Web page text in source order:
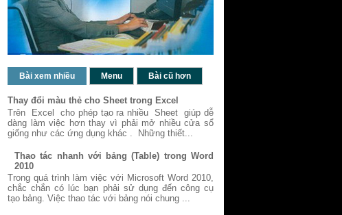
Bài xem nhiều Menu Bài cũ hơn
Thay đổi màu thẻ cho Sheet trong Excel
Trên Excel cho phép tạo ra nhiều Sheet giúp dễ
dàng làm việc hơn thay vì phải mở nhiều cửa sổ
giống như các ứng dụng khác . Những thiết...
Thao tác nhanh với bảng (Table) trong Word
2010
Trong quá trình làm việc với Microsoft Word 2010,
chắc chắn có lúc bạn phải sử dụng đến công cụ
tạo bảng. Việc thao tác với bảng nói chung ...